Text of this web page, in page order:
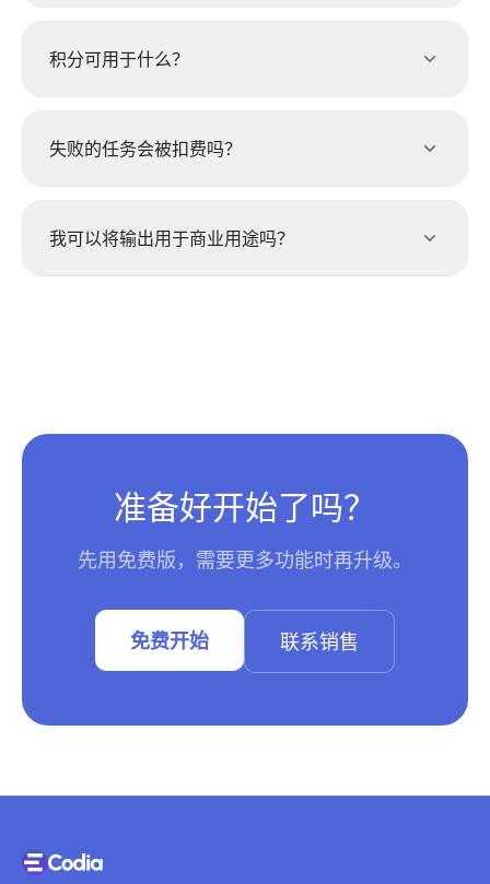
积分可用于什么？
失败的任务会被扣费吗？
我可以将输出用于商业用途吗？
准备好开始了吗？
先用免费版，需要更多功能时再升级。
免费开始 联系销售